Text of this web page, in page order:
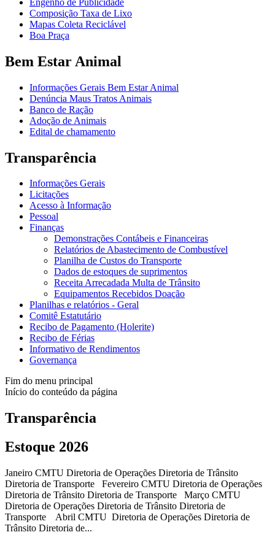
Composição Taxa de Lixo
Mapas Coleta Reciclável
Boa Praça
Bem Estar Animal
Informações Gerais Bem Estar Animal
Denúncia Maus Tratos Animais
Banco de Ração
Adoção de Animais
Edital de chamamento
Transparência
Informações Gerais
Licitações
Acesso à Informação
Pessoal
Finanças
Demonstrações Contábeis e Financeiras
Relatórios de Abastecimento de Combustível
Planilha de Custos do Transporte
Dados de estoques de suprimentos
Receita Arrecadada Multa de Trânsito
Equipamentos Recebidos Doação
Planilhas e relatórios - Geral
Comitê Estatutário
Recibo de Pagamento (Holerite)
Recibo de Férias
Informativo de Rendimentos
Governança
Fim do menu principal
Início do conteúdo da página
Transparência
Estoque 2026
Janeiro CMTU Diretoria de Operações Diretoria de Trânsito
Diretoria de Transporte Fevereiro CMTU Diretoria de Operações
Diretoria de Trânsito Diretoria de Transporte Março CMTU
Diretoria de Operações Diretoria de Trânsito Diretoria de
Transporte Abril CMTU Diretoria de Operações Diretoria de
Trânsito Diretoria de...